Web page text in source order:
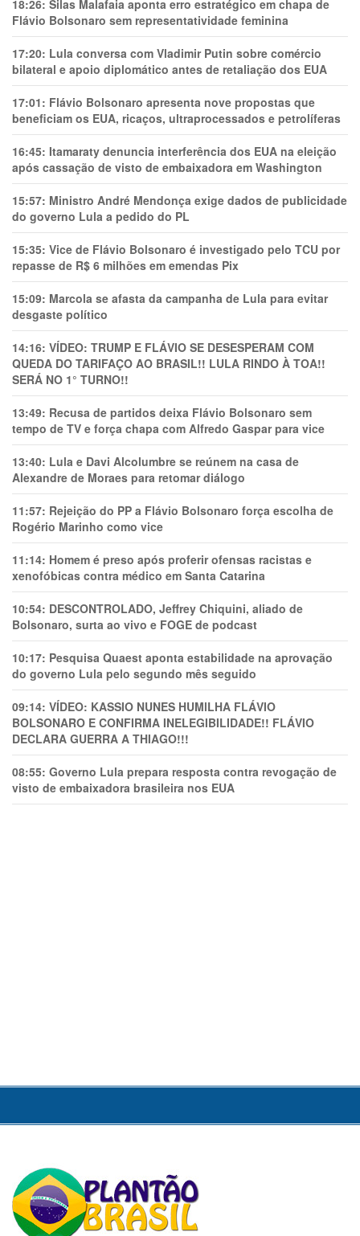
18:26: Silas Malafaia aponta erro estratégico em chapa de
Flávio Bolsonaro sem representatividade feminina
17:20: Lula conversa com Vladimir Putin sobre comércio
bilateral e apoio diplomático antes de retaliação dos EUA
17:01: Flávio Bolsonaro apresenta nove propostas que
beneficiam os EUA, ricaços, ultraprocessados e petrolíferas
16:45: Itamaraty denuncia interferência dos EUA na eleição
após cassação de visto de embaixadora em Washington
15:57: Ministro André Mendonça exige dados de publicidade
do governo Lula a pedido do PL
15:35: Vice de Flávio Bolsonaro é investigado pelo TCU por
repasse de R$ 6 milhões em emendas Pix
15:09: Marcola se afasta da campanha de Lula para evitar
desgaste político
14:16: VÍDEO: TRUMP E FLÁVIO SE DESESPERAM COM
QUEDA DO TARIFAÇO AO BRASIL!! LULA RINDO À TOA!!
SERÁ NO 1° TURNO!!
13:49: Recusa de partidos deixa Flávio Bolsonaro sem
tempo de TV e força chapa com Alfredo Gaspar para vice
13:40: Lula e Davi Alcolumbre se reúnem na casa de
Alexandre de Moraes para retomar diálogo
11:57: Rejeição do PP a Flávio Bolsonaro força escolha de
Rogério Marinho como vice
11:14: Homem é preso após proferir ofensas racistas e
xenofóbicas contra médico em Santa Catarina
10:54: DESCONTROLADO, Jeffrey Chiquini, aliado de
Bolsonaro, surta ao vivo e FOGE de podcast
10:17: Pesquisa Quaest aponta estabilidade na aprovação
do governo Lula pelo segundo mês seguido
09:14: VÍDEO: KASSIO NUNES HUMlLHA FLÁVIO
BOLSONARO E CONFIRMA INELEGIBILIDADE!! FLÁVIO
DECLARA GUERRA A THIAGO!!!
08:55: Governo Lula prepara resposta contra revogação de
visto de embaixadora brasileira nos EUA